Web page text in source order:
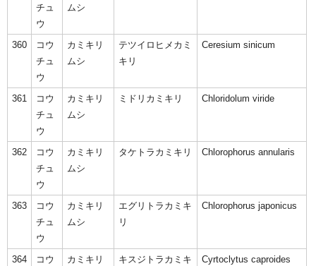
チュ
ウ
ムシ
360
コウ
チュ
ウ
カミキリ
ムシ
テツイロヒメカミ
キリ
Ceresium sinicum
361
コウ
チュ
ウ
カミキリ
ムシ
ミドリカミキリ Chloridolum viride
362
コウ
チュ
ウ
カミキリ
ムシ
タケトラカミキリ Chlorophorus annularis
363
コウ
チュ
ウ
カミキリ
ムシ
エグリトラカミキ
リ
Chlorophorus japonicus
364 コウ カミキリ キスジトラカミキ Cyrtoclytus caproides